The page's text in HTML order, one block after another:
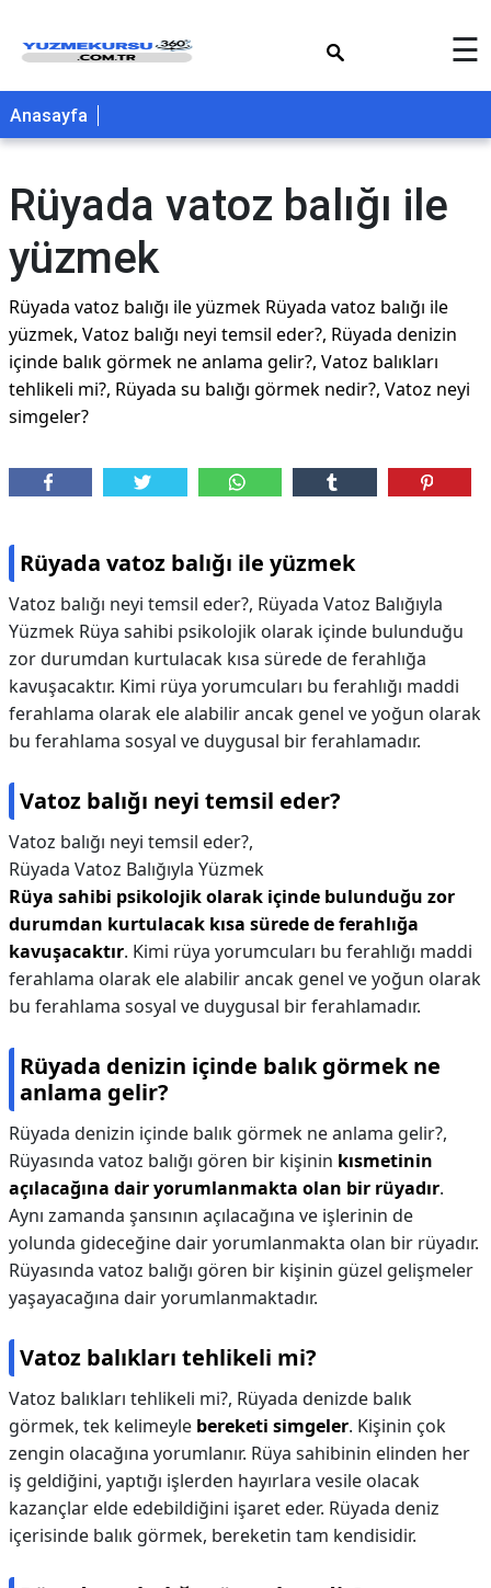
☰
Anasayfa
Rüyada vatoz balığı ile
yüzmek
Rüyada vatoz balığı ile yüzmek Rüyada vatoz balığı ile
yüzmek, Vatoz balığı neyi temsil eder?, Rüyada denizin
içinde balık görmek ne anlama gelir?, Vatoz balıkları
tehlikeli mi?, Rüyada su balığı görmek nedir?, Vatoz neyi
simgeler?
Rüyada vatoz balığı ile yüzmek
Vatoz balığı neyi temsil eder?, Rüyada Vatoz Balığıyla
Yüzmek Rüya sahibi psikolojik olarak içinde bulunduğu
zor durumdan kurtulacak kısa sürede de ferahlığa
kavuşacaktır. Kimi rüya yorumcuları bu ferahlığı maddi
ferahlama olarak ele alabilir ancak genel ve yoğun olarak
bu ferahlama sosyal ve duygusal bir ferahlamadır.
Vatoz balığı neyi temsil eder?
Vatoz balığı neyi temsil eder?,
Rüyada Vatoz Balığıyla Yüzmek
Rüya sahibi psikolojik olarak içinde bulunduğu zor
durumdan kurtulacak kısa sürede de ferahlığa
kavuşacaktır. Kimi rüya yorumcuları bu ferahlığı maddi
ferahlama olarak ele alabilir ancak genel ve yoğun olarak
bu ferahlama sosyal ve duygusal bir ferahlamadır.
Rüyada denizin içinde balık görmek ne
anlama gelir?
Rüyada denizin içinde balık görmek ne anlama gelir?,
Rüyasında vatoz balığı gören bir kişinin kısmetinin
açılacağına dair yorumlanmakta olan bir rüyadır.
Aynı zamanda şansının açılacağına ve işlerinin de
yolunda gideceğine dair yorumlanmakta olan bir rüyadır.
Rüyasında vatoz balığı gören bir kişinin güzel gelişmeler
yaşayacağına dair yorumlanmaktadır.
Vatoz balıkları tehlikeli mi?
Vatoz balıkları tehlikeli mi?, Rüyada denizde balık
görmek, tek kelimeyle bereketi simgeler. Kişinin çok
zengin olacağına yorumlanır. Rüya sahibinin elinden her
iş geldiğini, yaptığı işlerden hayırlara vesile olacak
kazançlar elde edebildiğini işaret eder. Rüyada deniz
içerisinde balık görmek, bereketin tam kendisidir.